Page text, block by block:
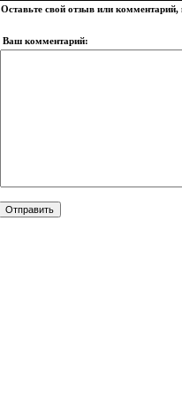
Оставьте свой отзыв или комментарий,
Ваш комментарий: